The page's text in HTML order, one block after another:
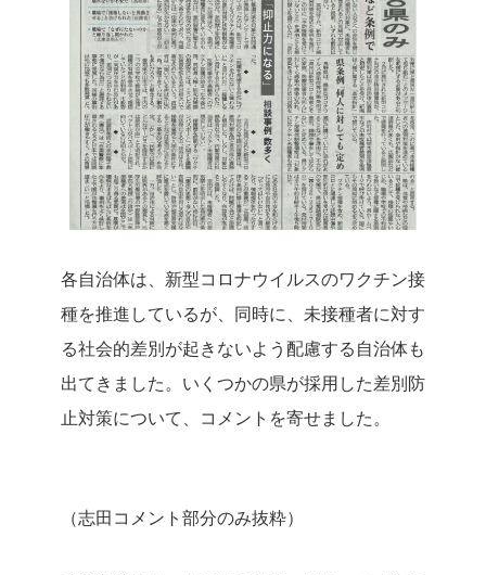
各自治体は、新型コロナウイルスのワクチン接
種を推進しているが、同時に、未接種者に対す
る社会的差別が起きないよう配慮する自治体も
出てきました。いくつかの県が採用した差別防
止対策について、コメントを寄せました。
（志田コメント部分のみ抜粋）